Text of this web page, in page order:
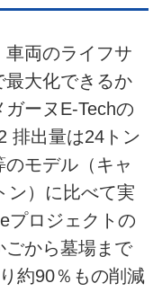
車両のライフサ
最大化できるか
ーヌE-Techの
排出量は24トン
モデル（キャ
ン）に比べて実
プロジェクトの
ごから墓場まで
約90％もの削減